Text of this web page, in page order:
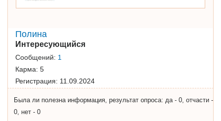
Полина
Интересующийся
Сообщений: 1
Карма: 5
Регистрация: 11.09.2024
Была ли полезна информация, результат опроса: да - 0, отчасти -
0, нет - 0